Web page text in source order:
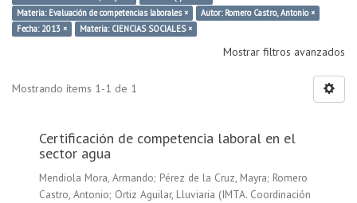
Materia: Evaluación de competencias laborales ×
Autor: Romero Castro, Antonio ×
Fecha: 2013 ×
Materia: CIENCIAS SOCIALES ×
Mostrar filtros avanzados
Mostrando ítems 1-1 de 1
Certificación de competencia laboral en el
sector agua
Mendiola Mora, Armando; Pérez de la Cruz, Mayra; Romero
Castro, Antonio; Ortiz Aguilar, Lluviaria (IMTA. Coordinación